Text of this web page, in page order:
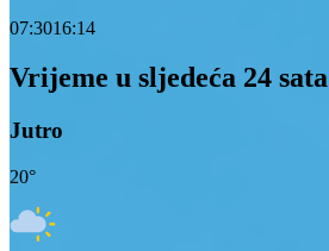
07:3016:14
Vrijeme u sljedeća 24 sata
Jutro
20°